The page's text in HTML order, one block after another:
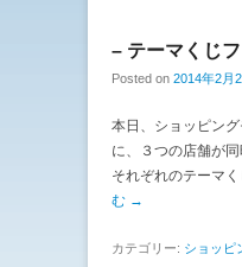
– テーマくじ
Posted on 2014年2月
本日、ショッピン
に、３つの店舗が同
それぞれのテーマ
む →
カテゴリー: ショッピ